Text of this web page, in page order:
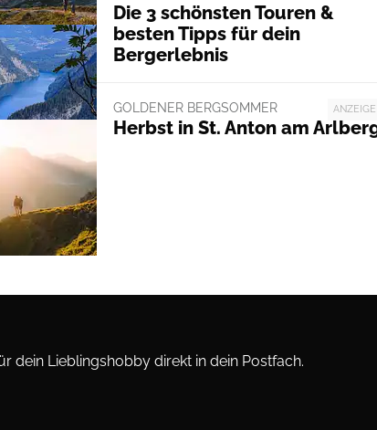
Die 3 schönsten Touren &
besten Tipps für dein
Bergerlebnis
ANZEIGE
GOLDENER BERGSOMMER
Herbst in St. Anton am
dein Lieblingshobby direkt in dein Postfach.